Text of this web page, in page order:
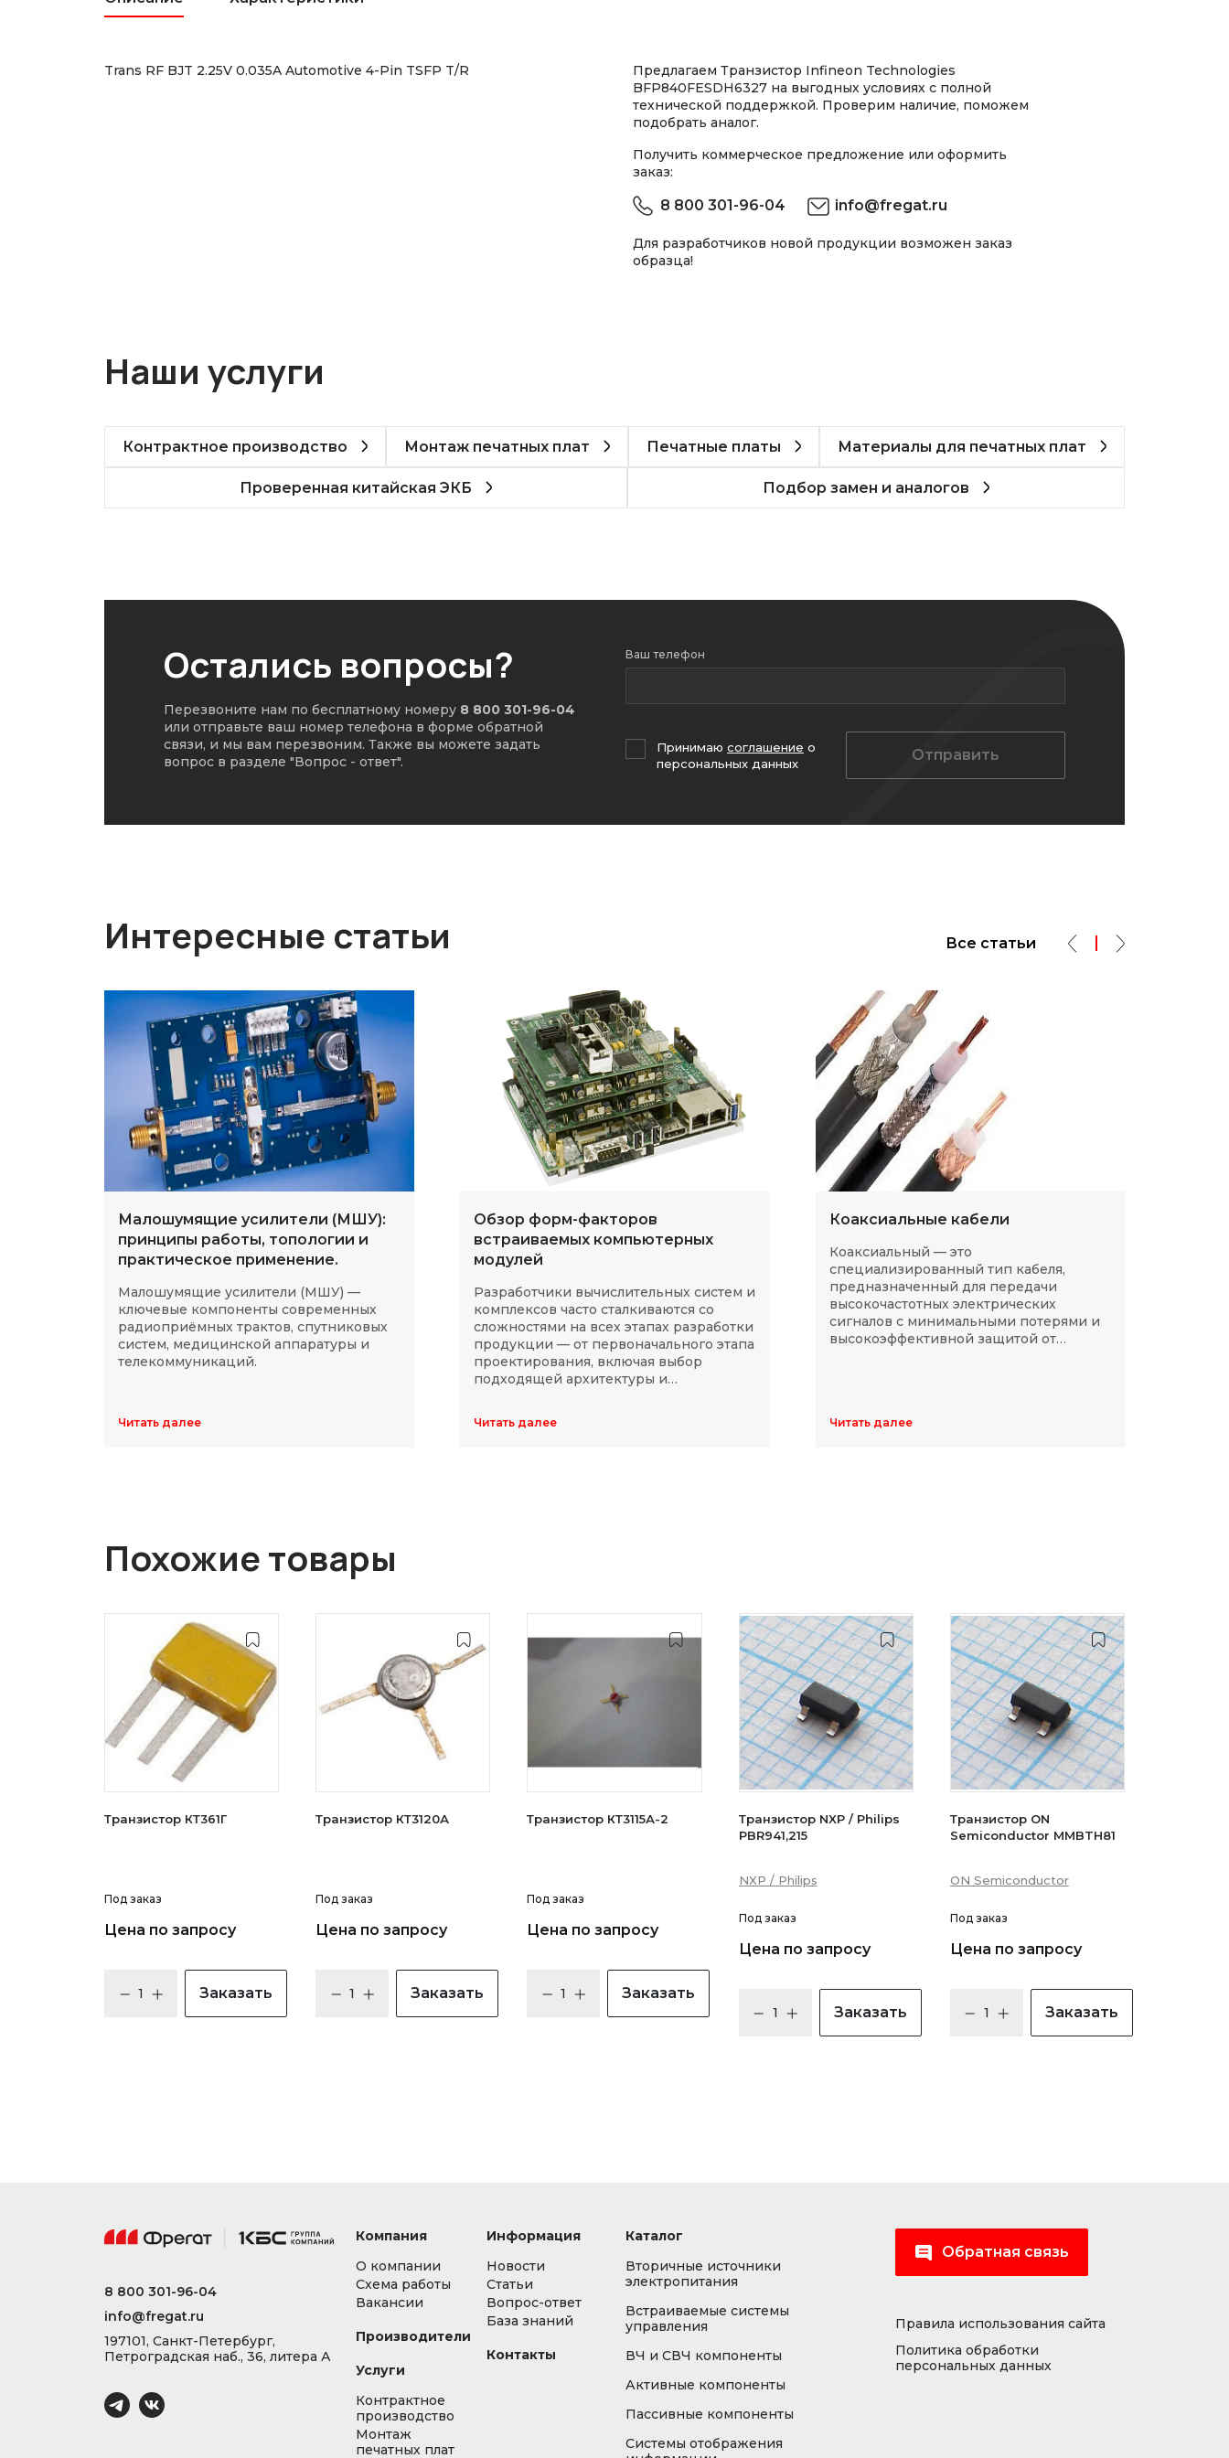
Trans RF BJT 2.25V 0.035A Automotive 4-Pin TSFP T/R
Предлагаем Транзистор Infineon Technologies
BFP840FESDH6327 на выгодных условиях с полной
технической поддержкой. Проверим наличие, поможем
подобрать аналог.
Получить коммерческое предложение или оформить
заказ:
8 800 301-96-04 info@fregat.ru
Для разработчиков новой продукции возможен заказ
образца!
Наши услуги
Контрактное производство Монтаж печатных плат Печатные платы Материалы для печатных плат
Проверенная китайская ЭКБ Подбор замен и аналогов
Остались вопросы?
Перезвоните нам по бесплатному номеру 8 800 301-96-04
или отправьте ваш номер телефона в форме обратной
связи, и мы вам перезвоним. Также вы можете задать
вопрос в разделе "Вопрос - ответ".
Ваш телефон
Принимаю соглашение о
персональных данных
Отправить
Интересные статьи Все статьи
Малошумящие усилители (МШУ):
принципы работы, топологии и
практическое применение.
Малошумящие усилители (МШУ) —
ключевые компоненты современных
радиоприёмных трактов, спутниковых
систем, медицинской аппаратуры и
телекоммуникаций.
Читать далее
Обзор форм-факторов
встраиваемых компьютерных
модулей
Разработчики вычислительных систем и
комплексов часто сталкиваются со
сложностями на всех этапах разработки
продукции — от первоначального этапа
проектирования, включая выбор
подходящей архитектуры и
длительного массового производства.
Читать далее
Коаксиальные кабели
Коаксиальный — это
специализированный тип кабеля,
предназначенный для передачи
высокочастотных электрических
сигналов с минимальными потерями и
высокоэффективной защитой от
Читать далее
Похожие товары
Транзистор КТ361Г
Под заказ
Цена по запросу
Заказать
Транзистор КТ3120А
Под заказ
Цена по запросу
Заказать
Транзистор КТ3115А-2
Под заказ
Цена по запросу
Заказать
Транзистор NXP / Philips
PBR941,215
NXP / Philips
Под заказ
Цена по запросу
Заказать
Транзистор ON
Semiconductor MMBTH81
ON Semiconductor
Под заказ
Цена по запросу
Заказать
8 800 301-96-04
info@fregat.ru
197101, Санкт-Петербург,
Петроградская наб., 36, литера А
Компания
О компании
Схема работы
Вакансии
Производители
Услуги
Контрактное
производство
Монтаж
печатных плат
Информация
Новости
Статьи
Вопрос-ответ
База знаний
Контакты
Каталог
Вторичные источники
электропитания
Встраиваемые системы
управления
ВЧ и СВЧ компоненты
Активные компоненты
Пассивные компоненты
Системы отображения
Обратная связь
Правила использования сайта
Политика обработки
персональных данных